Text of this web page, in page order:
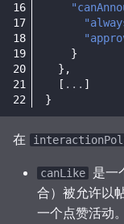
approvedBy
验证
验证在粉丝或关注
存在
总是发送
}
},
[ ... ]
}
在
canLike
是一
合）被允许以
一个点赞活动。